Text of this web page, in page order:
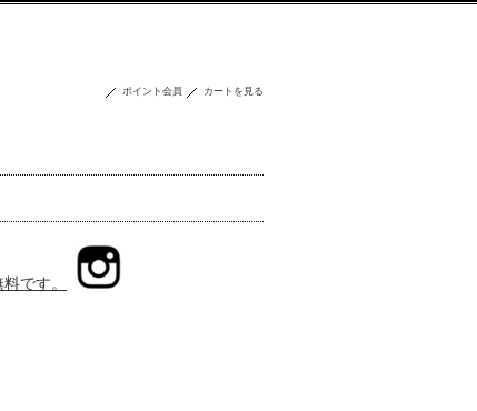
ポイント会員 カートを見る
です。